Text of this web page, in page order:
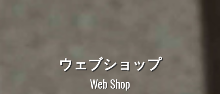
ウェブショップ
Web Shop